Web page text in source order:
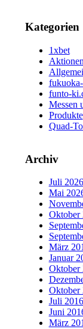
Kategorien
1xbet
Aktionen
funto-
Messen
Produkte
Quad-
Archiv
Juli 2026
Mai
Oktober
März
Januar
Oktober
Oktober
Juli 2016
Juni
März